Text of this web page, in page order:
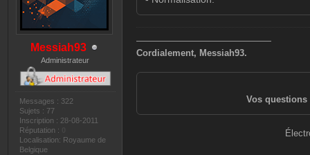
Messiah93
Administrateur
Messages : 322
Sujets : 77
Inscription : 28-08-2011
Réputation :
Localisation: Royaume de
Belgique
———————————————
Cordialement, Messiah93.
Vos questions